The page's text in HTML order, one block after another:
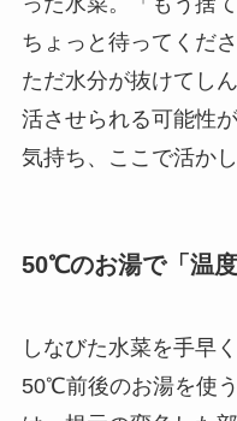
ちょっと待ってくだ
ただ水分が抜けてし
活させられる可能性
気持ち、ここで活かし
50℃のお湯で「温
しなびた水菜を手早
50℃前後のお湯を使